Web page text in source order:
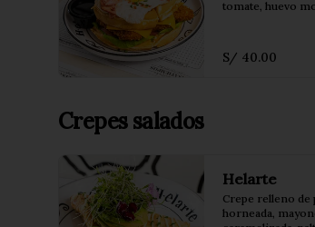
tomate, huevo
S/ 40.00
Crepes salados
Helarte
Crepe relleno de
horneada,